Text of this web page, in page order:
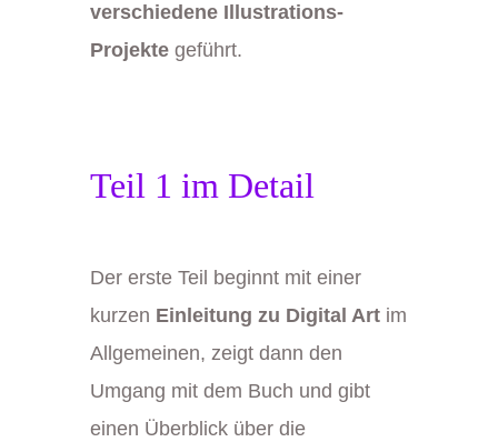
verschiedene Illustrations-
Projektegeführt.
Teil 1 im Detail
Der erste Teil beginnt mit einer
kurzen Einleitung zu Digital Artim
Allgemeinen, zeigt dann den
Umgang mit dem Buch und gibt
einen Überblick über die